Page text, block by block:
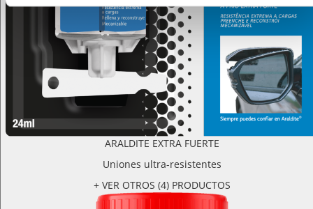
ARALDITE EXTRA FUERTE
Uniones ultra-resistentes
+ VER OTROS (4) PRODUCTOS